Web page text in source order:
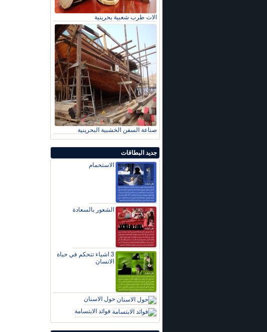
الات طرب شعبية بحرينية
صناعة السفن الخشبية البحرينية
جديد البطاقات
الاستحمام
الشعور بالسعادة
3 اشياء تتحكم في حياة
الانسان
حول الاسنان
فوائد الابتسامة